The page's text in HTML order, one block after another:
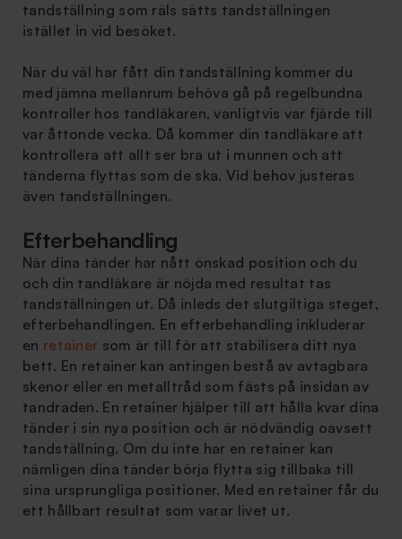
tandställning som räls sätts tandställningen
istället in vid besöket.
När du väl har fått din tandställning kommer du
med jämna mellanrum behöva gå på regelbundna
kontroller hos tandläkaren, vanligtvis var fjärde till
var åttonde vecka. Då kommer din tandläkare att
kontrollera att allt ser bra ut i munnen och att
tänderna flyttas som de ska. Vid behov justeras
även tandställningen.
Efterbehandling
När dina tänder har nått önskad position och du
och din tandläkare är nöjda med resultat tas
tandställningen ut. Då inleds det slutgiltiga steget,
efterbehandlingen. En efterbehandling inkluderar
en retainer som är till för att stabilisera ditt nya
bett. En retainer kan antingen bestå av avtagbara
skenor eller en metalltråd som fästs på insidan av
tandraden. En retainer hjälper till att hålla kvar dina
tänder i sin nya position och är nödvändig oavsett
tandställning. Om du inte har en retainer kan
nämligen dina tänder börja flytta sig tillbaka till
sina ursprungliga positioner. Med en retainer får du
ett hållbart resultat som varar livet ut.